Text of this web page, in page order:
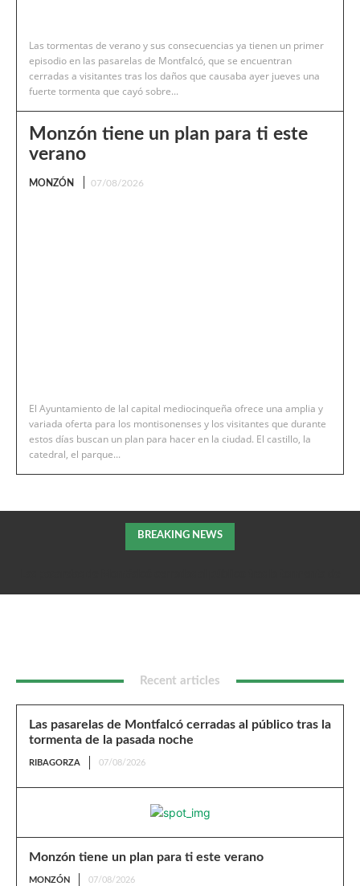
Las tormentas de verano y sus consecuencias ya tienen un primer
episodio en las pasarelas de Montfalcó, que se encuentran
cerradas a visitantes tras los daños que causaba ayer jueves una
fuerte tormenta que cayó sobre...
Monzón tiene un plan para ti este
verano
MONZÓN 07/08/2026
El Ayuntamiento de lal capital mediocinqueña ofrece una amplia y
variada oferta para los montisonenses y los visitantes que durante
estos días buscan un plan para hacer en la ciudad. El castillo, la
catedral, el parque...
BREAKING NEWS
Recent articles
Las pasarelas de Montfalcó cerradas al público tras la
tormenta de la pasada noche
RIBAGORZA 07/08/2026
Monzón tiene un plan para ti este verano
MONZÓN 07/08/2026